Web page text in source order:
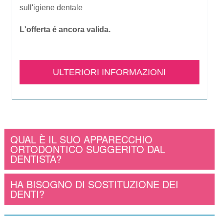
sull'igiene dentale
L'offerta é ancora valida.​
ULTERIORI INFORMAZIONI
QUAL È IL SUO APPARECCHIO
ORTODONTICO SUGGERITO DAL
DENTISTA?
HA BISOGNO DI SOSTITUZIONE DEI
DENTI?